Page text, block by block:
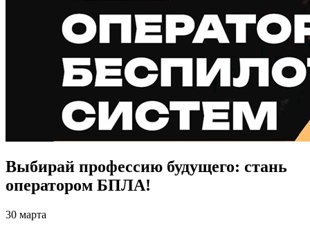
Выбирай профессию будущего: стань
оператором БПЛА!
30 марта